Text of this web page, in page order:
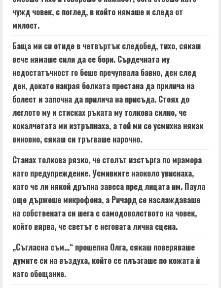
чужд човек, с поглед, в който нямаше и следа от
милост.
Баща ми си отиде в четвъртък следобед, тихо, сякаш
вече нямаше сили да се бори. Сърдечната му
недостатъчност го беше пречупвала бавно, ден след
ден, докато накрая болката престана да прилича на
болест и започна да прилича на присъда. Стоях до
леглото му и стисках ръката му толкова силно, че
кокалчетата ми изтръпнаха, а той ми се усмихна някак
виновно, сякаш си тръгваше нарочно.
Станах толкова рязко, че столът изстърга по мрамора
като предупреждение. Усмивките наоколо увиснаха,
като че ли някой дръпна завеса пред лицата им. Паула
още държеше микрофона, а Ричард се наслаждаваше
на собствената си шега с самодоволството на човек,
който вярва, че светът е неговата лична сцена.
„Съгласна съм…“ прошепна Олга, сякаш поверяваше
думите си на въздуха, който се плъзгаше по кожата ѝ
като обещание.